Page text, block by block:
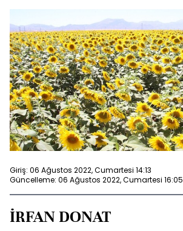
Giriş: 06 Ağustos 2022, Cumartesi 14:13
Güncelleme: 06 Ağustos 2022, Cumartesi 16:05
İRFAN DONAT